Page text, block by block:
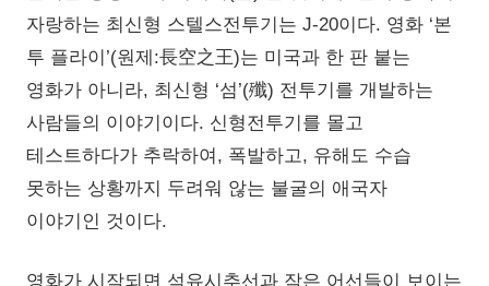
자랑하는 최신형 스텔스전투기는 J-20이다. 영화 ‘본
투 플라이’(원제:長空之王)는 미국과 한 판 붙는
영화가 아니라, 최신형 ‘섬’(殲) 전투기를 개발하는
사람들의 이야기이다. 신형전투기를 몰고
테스트하다가 추락하여, 폭발하고, 유해도 수습
못하는 상황까지 두려워 않는 불굴의 애국자
이야기인 것이다.
영화가 시작되면 석유시추선과 작은 어선들이 보이는